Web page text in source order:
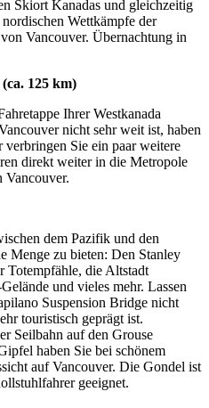
Skiort Kanadas und gleichzeitig
Wettkämpfe der
Vancouver. Übernachtung in
125 km)
Ihrer Westkanada
nicht sehr weit ist, haben
Sie ein paar weitere
direkt weiter in die Metropole
Vancouver.
dem Pazifik und den
Menge zu bieten: Den Stanley
Totempfähle, die Altstadt
und vieles mehr. Lassen
Suspension Bridge nicht
touristisch geprägt ist.
Seilbahn auf den Grouse
haben Sie bei schönem
auf Vancouver. Die Gondel ist
geeignet.